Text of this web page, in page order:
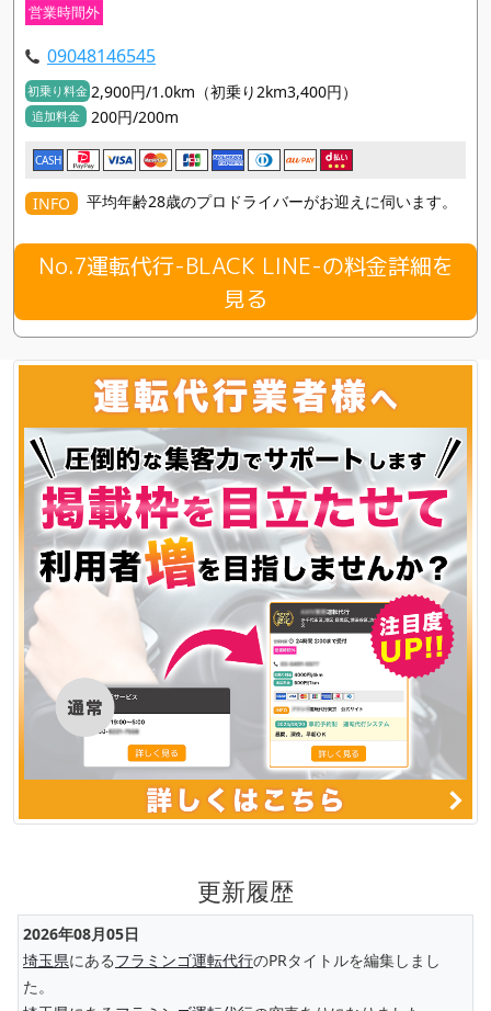
営業時間外
09048146545
初乗り料金 2,900円/1.0km（初乗り2km3,400円）
追加料金 200円/200m
CASH
INFO 平均年齢28歳のプロドライバーがお迎えに伺います。
No.7運転代行-BLACK LINE-の料金詳細を
見る
更新履歴
2026年08月05日
埼玉県にあるフラミンゴ運転代行のPRタイトルを編集しまし
た。